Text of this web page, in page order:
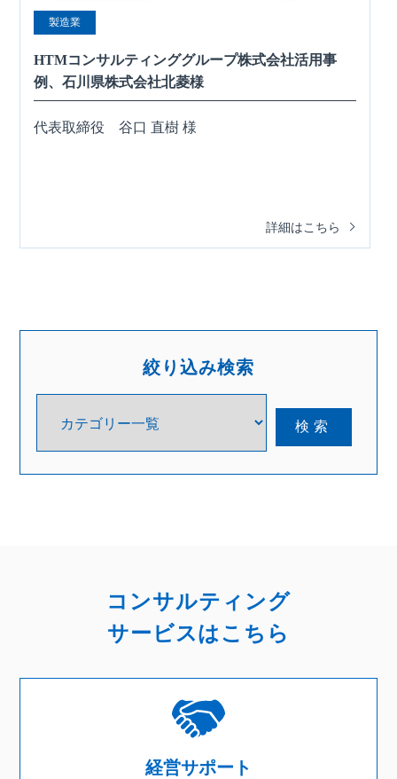
製造業
HTMコンサルティンググループ株式会社活用事
例、石川県株式会社北菱様
代表取締役 谷口 直樹 様
詳細はこちら
絞り込み検索
コンサルティング
サービスはこちら
経営サポート